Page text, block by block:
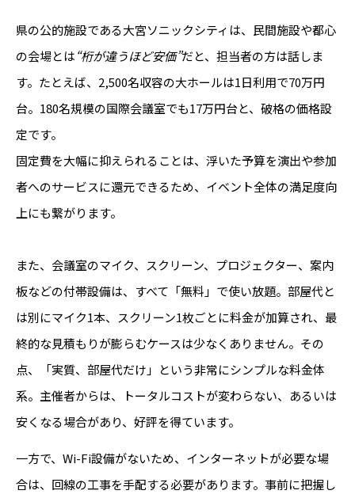
県の公的施設である大宮ソニックシティは、民間施設や都心
の会場とは“桁が違うほど安価”だと、担当者の方は話しま
す。たとえば、2,500名収容の大ホールは1日利用で70万円
台。180名規模の国際会議室でも17万円台と、破格の価格設
定です。
固定費を大幅に抑えられることは、浮いた予算を演出や参加
者へのサービスに還元できるため、イベント全体の満足度向
上にも繋がります。
また、会議室のマイク、スクリーン、プロジェクター、案内
板などの付帯設備は、すべて「無料」で使い放題。部屋代と
は別にマイク1本、スクリーン1枚ごとに料金が加算され、最
終的な見積もりが膨らむケースは少なくありません。その
点、「実質、部屋代だけ」という非常にシンプルな料金体
系。主催者からは、トータルコストが変わらない、あるいは
安くなる場合があり、好評を得ています。
一方で、Wi-Fi設備がないため、インターネットが必要な場
合は、回線の工事を手配する必要があります。事前に把握し